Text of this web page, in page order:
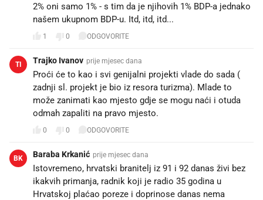
2% oni samo 1% - s tim da je njihovih 1% BDP-a jednako
našem ukupnom BDP-u. Itd, itd, itd...
1 0 ODGOVORITE
TI Trajko Ivanov prije mjesec dana
Proći će to kao i svi genijalni projekti vlade do sada (
zadnji sl. projekt je bio iz resora turizma). Mlade to
može zanimati kao mjesto gdje se mogu naći i otuda
odmah zapaliti na pravo mjesto.
0 0 ODGOVORITE
BK Baraba Krkanić prije mjesec dana
Istovremeno, hrvatski branitelj iz 91 i 92 danas živi bez
ikakvih primanja, radnik koji je radio 35 godina u
Hrvatskoj plaćao poreze i doprinose danas nema